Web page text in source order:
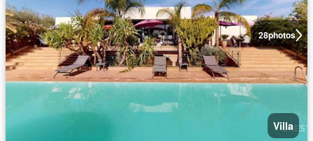
28photos
Villa